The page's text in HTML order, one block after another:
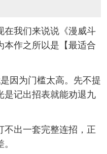
在我们来说说《漫威斗
本作之所以是【最适合
为门槛太高。先不提
是记出招表就能劝退九
出一套完整连招，正